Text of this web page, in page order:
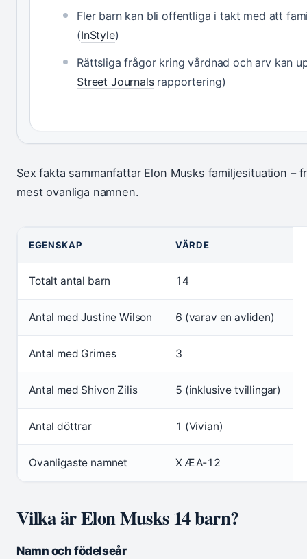
Fler barn kan bli offentliga i takt med att
(InStyle)
Rättsliga frågor kring vårdnad och arv kan
Street Journalsrapportering)
Sex fakta sammanfattar Elon Musks familjesituation –
mest ovanliga namnen.
EGENSKAP VÄRDE
Totalt antal barn 14
Antal med Justine Wilson 6 (varav en avliden)
Antal med Grimes 3
Antal med Shivon Zilis 5 (inklusive tvillingar)
Antal döttrar 1 (Vivian)
Ovanligaste namnet X Æ A‑12
Vilka är Elon Musks 14 barn?
Namn och födelseår